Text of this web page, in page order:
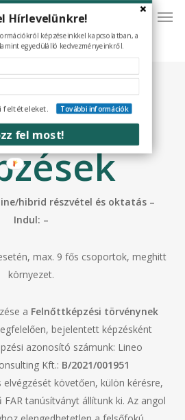
Coach
hibrid részvétel és oktatás –
Indul: –
max. 9 fős csoportok, meghitt
környezet.
a Felnőttképzési törvénynek
bejelentett képzésként
azonosító számunk: Lineo
Kft.: B/2021/001951
követően, külön kérésre,
tanúsítványt állítunk ki. Az angol
Hírlevelünkre!
képzéseinkkel kapcsolatban, a
egyedülálló kedvezményeinkről.
fel most!
feltételeket. További információk